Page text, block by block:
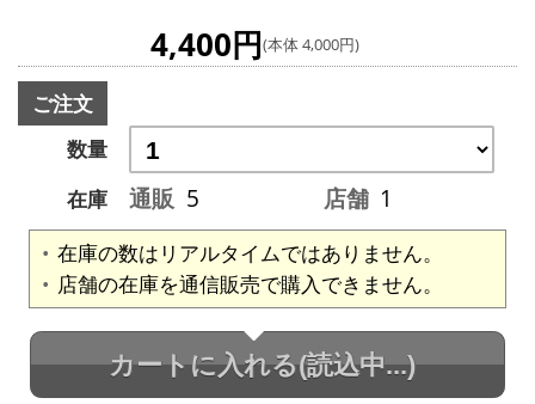
4,400円(本体 4,000円)
ご注文
数量
在庫
通販 5 店舗 1
在庫の数はリアルタイムではありません。
店舗の在庫を通信販売で購入できません。
カートに入れる(読込中...)